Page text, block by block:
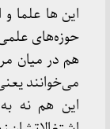
این ها علما
حوزه‌های
هم در میان
می‌خوانند
این هم نه